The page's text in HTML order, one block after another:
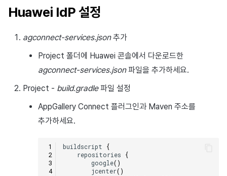
Huawei IdP 설정
agconnect-services.json추가
Project 폴더에 Huawei 콘솔에서 다운로드한
agconnect-services.json파일을 추가하세요.
Project - build.gradle파일 설정
AppGallery Connect 플러그인과 Maven 주소를
추가하세요.
buildscript
{
repositories
{
google()
jcenter()